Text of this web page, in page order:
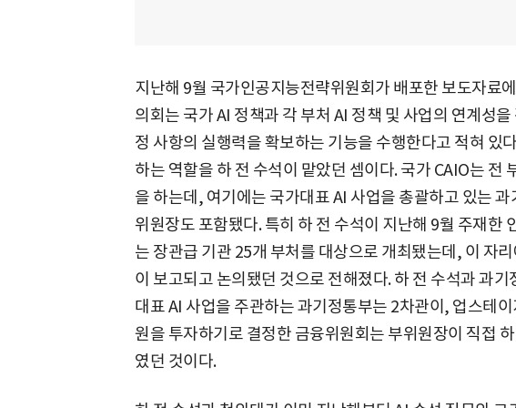
지난해 9월 국가인공지능전략위원회가 배포한 보도자료
의회는 국가 AI 정책과 각 부처 AI 정책 및 사업의 연계성
정 사항의 실행력을 확보하는 기능을 수행한다고 적혀 있
하는 역할을 하 전 수석이 맡았던 셈이다. 국가 CAIO는 전
을 하는데, 여기에는 국가대표 AI 사업을 총괄하고 있는
위원장도 포함됐다. 특히 하 전 수석이 지난해 9월 주재한
는 장관급 기관 25개 부처를 대상으로 개최됐는데, 이 자
이 보고되고 논의됐던 것으로 전해졌다. 하 전 수석과 과
대표 AI 사업을 주관하는 과기정통부는 2차관이, 업스테
원을 투자하기로 결정한 금융위원회는 부위원장이 직접
였던 것이다.